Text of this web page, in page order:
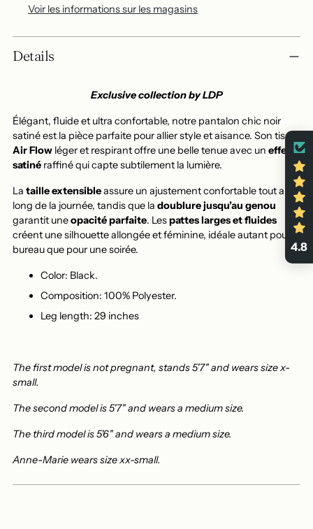
Voir les informations sur les magasins
a
your
basket
Details
Exclusive collection by LDP
Élégant, fluide et ultra confortable, notre pantalon chic noir
satiné est la pièce parfaite pour allier style et aisance. Son tissu
Air Flow léger et respirant offre une belle tenue avec un effet
satiné raffiné qui capte subtilement la lumière.
La taille extensibleassure un ajustement confortable tout au
long de la journée, tandis que la doublure jusqu’au genou
garantit uneopacité parfaite. Lespattes larges et fluides
créent une silhouette allongée et féminine, idéale autant pour le
bureau que pour une soirée.
Color: Black.
Composition: 100% Polyester.
Leg length: 29 inches
The first model is not pregnant, stands 5'7" and wears size x-
small.
The second model is 5'7" and wears a medium size.
The third model is 5'6" and wears a medium size.
Anne-Marie wears size xx-small.
4.8